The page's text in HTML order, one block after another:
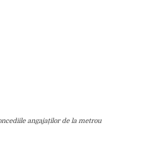
angajaților de la metrou